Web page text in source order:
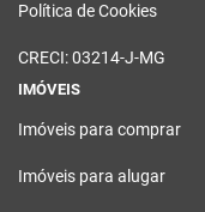
Política de Cookies
CRECI: 03214-J-MG
IMÓVEIS
Imóveis para comprar
Imóveis para alugar